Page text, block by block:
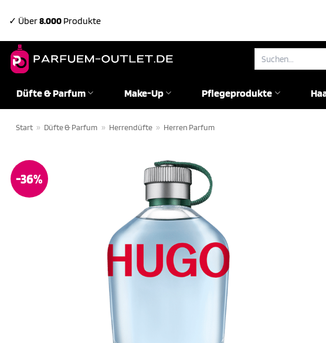
Inhalt
springen
✓ Über8.000 Produkte
Suchen
Düfte & Parfum Make-Up Pflegeprodukte
Start » Düfte & Parfum » Herrendüfte » Herren Parfum
-36%